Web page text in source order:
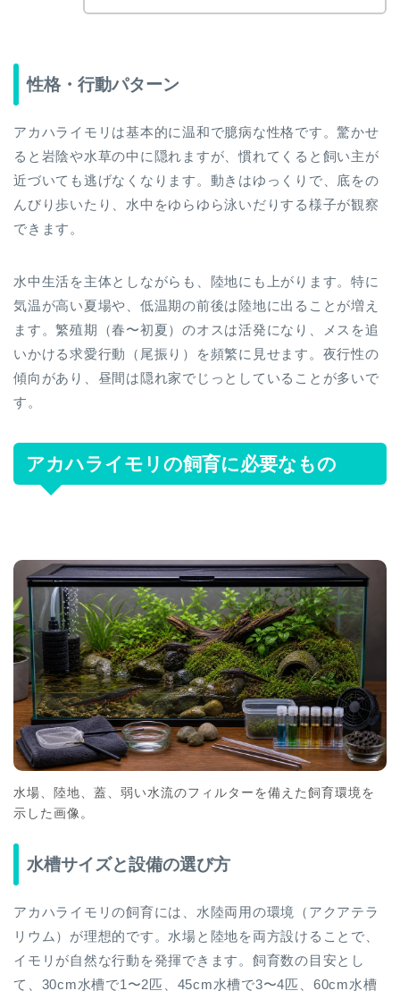
性格・行動パターン
アカハライモリは基本的に温和で臆病な性格です。驚かせ
ると岩陰や水草の中に隠れますが、慣れてくると飼い主が
近づいても逃げなくなります。動きはゆっくりで、底をの
んびり歩いたり、水中をゆらゆら泳いだりする様子が観察
できます。
水中生活を主体としながらも、陸地にも上がります。特に
気温が高い夏場や、低温期の前後は陸地に出ることが増え
ます。繁殖期（春〜初夏）のオスは活発になり、メスを追
いかける求愛行動（尾振り）を頻繁に見せます。夜行性の
傾向があり、昼間は隠れ家でじっとしていることが多いで
す。
アカハライモリの飼育に必要なもの
水場、陸地、蓋、弱い水流のフィルターを備えた飼育環境を
示した画像。
水槽サイズと設備の選び方
アカハライモリの飼育には、水陸両用の環境（アクアテラ
リウム）が理想的です。水場と陸地を両方設けることで、
イモリが自然な行動を発揮できます。飼育数の目安とし
て、30cm水槽で1〜2匹、45cm水槽で3〜4匹、60cm水槽